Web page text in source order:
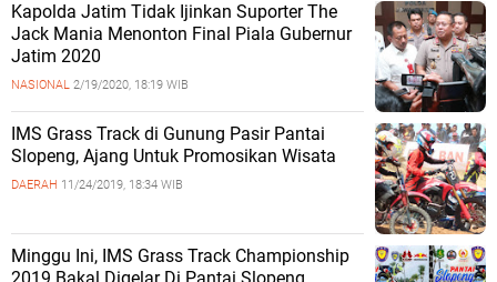
Kapolda Jatim Tidak Ijinkan Suporter The
Jack Mania Menonton Final Piala Gubernur
Jatim 2020
NASIONAL 2/19/2020, 18:19 WIB
IMS Grass Track di Gunung Pasir Pantai
Slopeng, Ajang Untuk Promosikan Wisata
DAERAH 11/24/2019, 18:34 WIB
Minggu Ini, IMS Grass Track Championship